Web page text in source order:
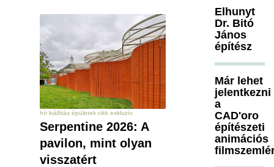
hír kiállítás épületek cikk exkluzív
Serpentine 2026: A
pavilon, mint olyan
visszatért
Elhunyt
Dr. Bitó
János
építész
Már lehet
jelentkezni
a
CAD'oro
építészeti
animációs